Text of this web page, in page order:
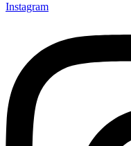
Instagram